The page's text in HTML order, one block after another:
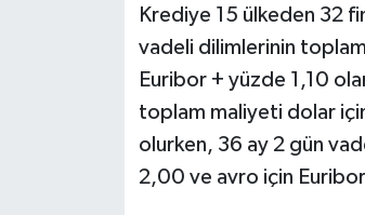
Krediye 15 ülkeden 32
vadeli dilimlerinin
Euribor + yüzde 1,10
toplam maliyeti dolar
olurken, 36 ay 2 gün
2,00 ve avro için